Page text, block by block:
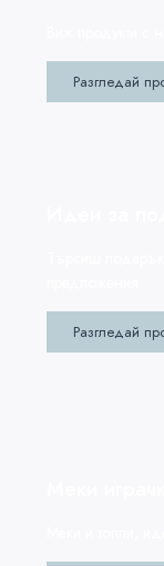
Виж продукти с
Разгледай
Идеи за
Търсиш
Разгледай
Меки и топли,